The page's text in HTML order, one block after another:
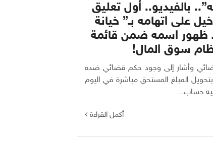
بالفيديو.. أول تعليق
على اتهامه بـ” خيانة
ظهور اسمه ضمن قائمة
سوق المال!
وأشار إلى وجود حكم قضائي ضده
المبلغ المستحق مباشرة في اليوم
حساب...
أكمل القراءة